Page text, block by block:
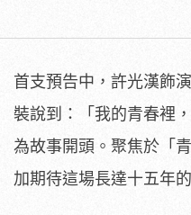
首支預告中， 許光漢飾
裝說到：「我的青春裡，
為故事開頭。聚焦於「
加期待這場長達十五年